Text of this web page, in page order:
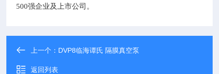
500强企业及上市公司。
上一个： DVP8临海谭氏 隔膜真空泵
返回列表